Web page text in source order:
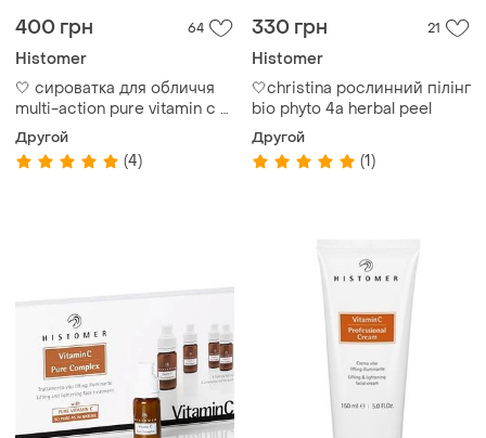
400 грн 64
Histomer
🤍 сироватка для обличчя
multi-action pure vitamin c -
сироватка + чистий вітамін
с histomer
Другой
(4)
330 грн 21
Histomer
🤍christina рослинний пілінг
bio phyto 4a herbal peel
Другой
(1)